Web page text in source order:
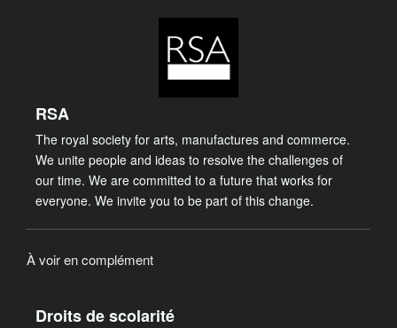
RSA
The royal society for arts, manufactures and commerce.
We unite people and ideas to resolve the challenges of
our time. We are committed to a future that works for
everyone. We invite you to be part of this change.
À voir en complément
Droits de scolarité